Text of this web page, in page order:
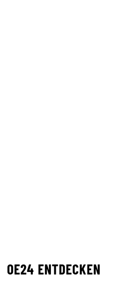
OE24 ENTDECKEN